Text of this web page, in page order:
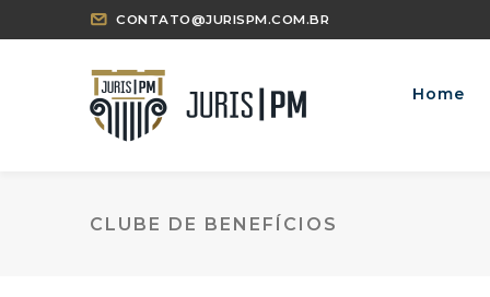
CONTATO@JURISPM.COM.BR
Home
CLUBE DE BENEFÍCIOS